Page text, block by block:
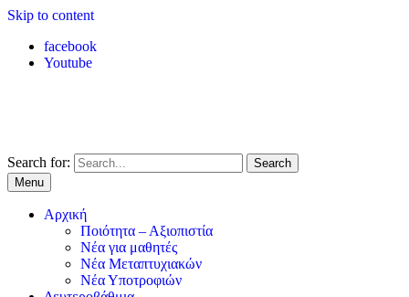
Skip to content
facebook
Youtube
Search for:
Menu
Αρχική
Ποιότητα – Αξιοπιστία
Νέα για μαθητές
Νέα Μεταπτυχιακών
Νέα Υποτροφιών